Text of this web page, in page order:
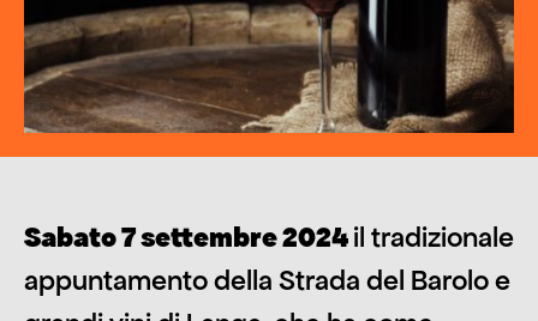
Sabato 7 settembre 2024il tradizionale
appuntamento della Strada del Barolo e